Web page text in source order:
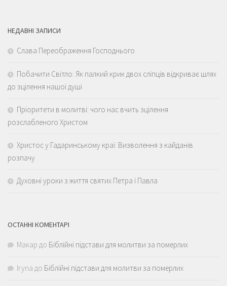
НЕДАВНІ ЗАПИСИ
Слава Переображення Господнього
Побачити Світло: Як палкий крик двох сліпців відкриває шлях
до зцілення нашої душі
Пріоритети в молитві: чого нас вчить зцілення
розслабленого Христом
Христос у Гадаринському краї: Визволення з кайданів
розпачу
Духовні уроки з життя святих Петра і Павла
ОСТАННІ КОМЕНТАРІ
Макар до Біблійні підстави для молитви за померлих
Iryna до Біблійні підстави для молитви за померлих